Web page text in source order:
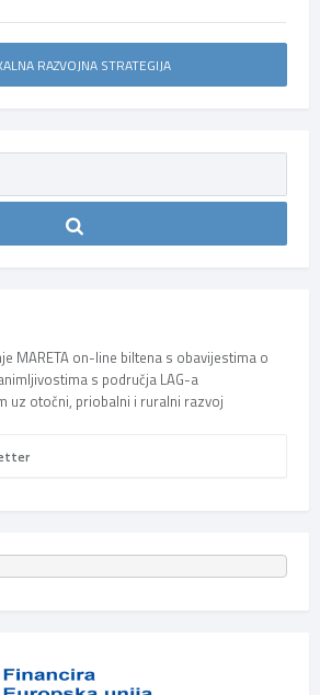
RAZVOJNA STRATEGIJA
MARETA on-line biltena s obavijestima o
s područja LAG-a
uz otočni, priobalni i ruralni razvoj